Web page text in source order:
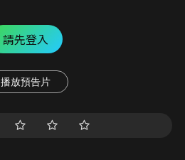
請先登入
播放預告片